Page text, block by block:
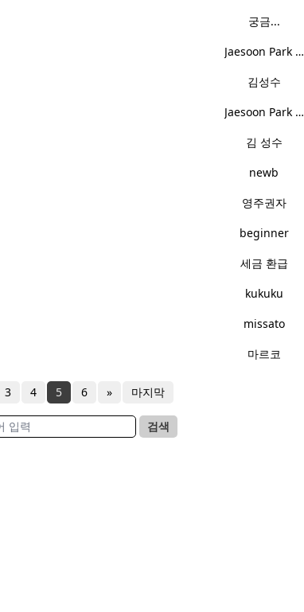
궁금...
Jaesoon Park CPA
김성수
Jaesoon Park CPA
김 성수
newb
영주권자
beginner
세금 환급
kukuku
missato
마르코
3 4 5 6 » 마지막
검색